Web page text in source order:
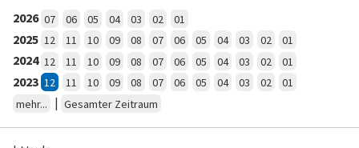
2026 07 06 05 04 03 02 01
2025 12 11 10 09 08 07 06 05 04 03 02 01
2024 12 11 10 09 08 07 06 05 04 03 02 01
2023 12 11 10 09 08 07 06 05 04 03 02
01
mehr...
| Gesamter Zeitraum